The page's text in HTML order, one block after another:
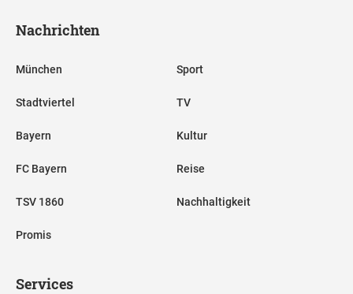
Nachrichten
München
Stadtviertel
Bayern
FC Bayern
TSV 1860
Promis
Sport
TV
Kultur
Reise
Nachhaltigkeit
Services